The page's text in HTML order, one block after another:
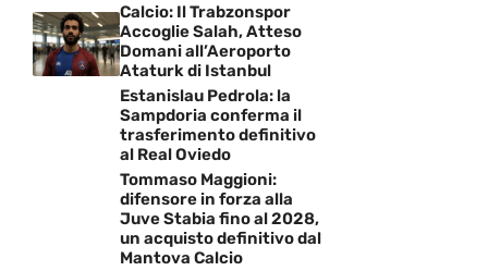
Calcio: Il Trabzonspor
Accoglie Salah, Atteso
Domani all’Aeroporto
Ataturk di Istanbul
Estanislau Pedrola: la
Sampdoria conferma il
trasferimento definitivo
al Real Oviedo
Tommaso Maggioni:
difensore in forza alla
Juve Stabia fino al 2028,
un acquisto definitivo dal
Mantova Calcio